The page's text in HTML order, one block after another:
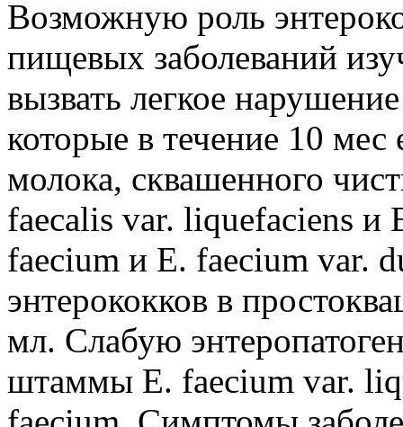
Возможную роль
пищевых заболеваний
вызвать легкое
которые в течение 10
молока, сквашенного
faecalis var. liquefaciens и
faecium и E. faecium var.
энтерококков в
мл. Слабую
штаммы E. faecium var.